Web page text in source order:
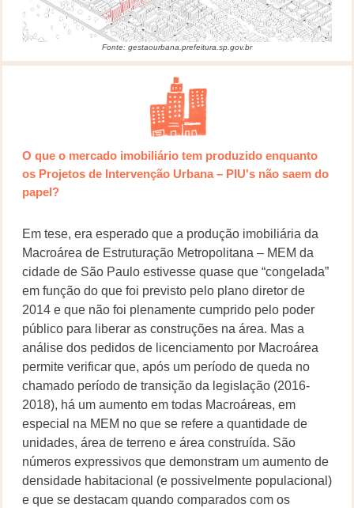
Fonte: gestaourbana.prefeitura.sp.gov.br
O que o mercado imobiliário tem produzido enquanto
os Projetos de Intervenção Urbana – PIU's não saem do
papel?
Em tese, era esperado que a produção imobiliária da
Macroárea de Estruturação Metropolitana – MEM da
cidade de São Paulo estivesse quase que “congelada”
em função do que foi previsto pelo plano diretor de
2014 e que não foi plenamente cumprido pelo poder
público para liberar as construções na área. Mas a
análise dos pedidos de licenciamento por Macroárea
permite verificar que, após um período de queda no
chamado período de transição da legislação (2016-
2018), há um aumento em todas Macroáreas, em
especial na MEM no que se refere a quantidade de
unidades, área de terreno e área construída. São
números expressivos que demonstram um aumento de
densidade habitacional (e possivelmente populacional)
e que se destacam quando comparados com os